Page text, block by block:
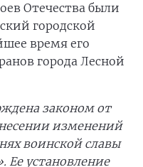
Отечества были
городской
время его
города Лесной
законом от
изменений
воинской славы
Ее установление